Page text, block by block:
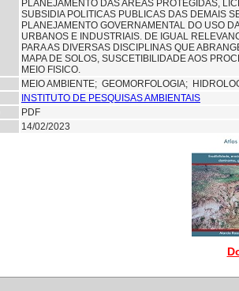
PLANEJAMENTO DAS AREAS PROTEGIDAS,
SUBSIDIA POLITICAS PUBLICAS DAS DEMAIS
PLANEJAMENTO GOVERNAMENTAL DO USO
URBANOS E INDUSTRIAIS. DE IGUAL
PARA AS DIVERSAS DISCIPLINAS QUE
MAPA DE SOLOS, SUSCETIBILIDADE AOS
MEIO FISICO.
MEIO AMBIENTE; GEOMORFOLOGIA;
INSTITUTO DE PESQUISAS AMBIENTAIS
PDF
14/02/2023